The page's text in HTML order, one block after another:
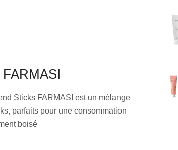
Sticks FARMASI est un mélange
parfaits pour une consommation
boisé